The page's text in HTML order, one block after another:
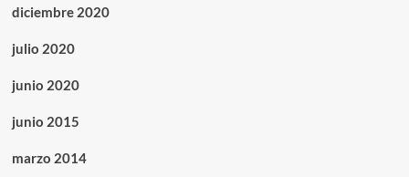
diciembre 2020
julio 2020
junio 2020
junio 2015
marzo 2014